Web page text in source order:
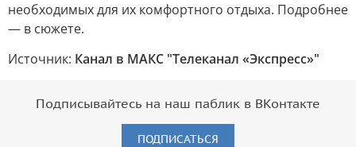
необходимых для их комфортного отдыха. Подробнее
— в сюжете.
Источник: Канал в МАКС "Телеканал «Экспресс»"
Подписывайтесь на наш паблик в ВКонтакте
ПОДПИСАТЬСЯ